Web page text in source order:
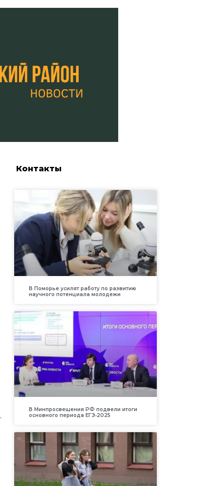
Контакты
В Поморье усилят работу по развитию
научного потенциала молодежи
В Минпросвещения РФ подвели итоги
основного периода ЕГЭ‑2025